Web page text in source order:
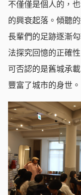
不僅僅是個人的，
的興衰起落。傾聽
長輩們的足跡逐漸
法探究回憶的正確
可否認的是舊城承
豐富了城市的身世。